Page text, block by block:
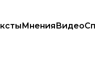
МненияВидео
площадке